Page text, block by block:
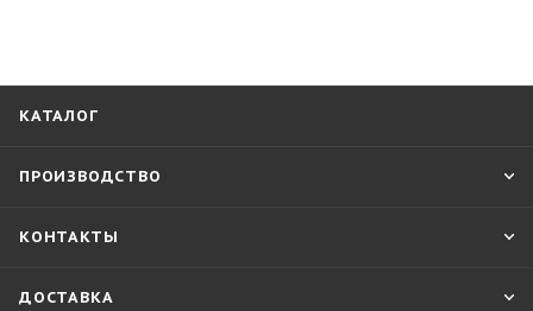
КАТАЛОГ
ПРОИЗВОДСТВО
КОНТАКТЫ
ДОСТАВКА